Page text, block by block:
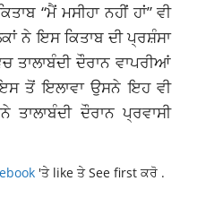
“ਮੈਂ ਮਸੀਹਾ ਨਹੀਂ ਹਾਂ” ਵੀ
ਨੇ ਇਸ ਕਿਤਾਬ ਦੀ ਪ੍ਰਸ਼ੰਸਾ
ਤਾਲਾਬੰਦੀ ਦੌਰਾਨ ਵਾਪਰੀਆਂ
ਤੋਂ ਇਲਾਵਾ ਉਸਨੇ ਇਹ ਵੀ
ਦੌਰਾਨ ਪ੍ਰਵਾਸੀ
'ਤੇ like ਤੇ See first ਕਰੋ .